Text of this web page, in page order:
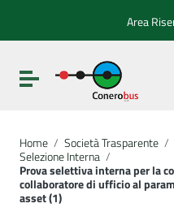
Vai al menu di navigazione
Vai al footer
Area
Attiva / disattiva la
Home / Società Trasparente /
Selezione Interna /
Prova selettiva interna per la
collaboratore di ufficio al
asset (1)